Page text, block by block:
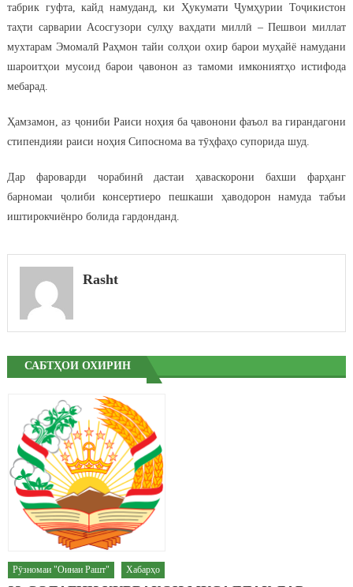
табрик гуфта, кайд намуданд, ки Ҳукумати Ҷумҳурии Тоҷикистон
таҳти сарварии Асосгузори сулҳу вахдати миллӣ – Пешвои миллат
мухтарам Эмомалӣ Раҳмон тайи солҳои охир барои муҳайё намудани
шароитҳои мусоид барои ҷавонон аз тамоми имкониятҳо истифода
мебарад.
Ҳамзамон, аз ҷониби Раиси ноҳия ба ҷавонони фаъол ва гирандагони
стипендияи раиси ноҳия Сипоснома ва тӯҳфаҳо супорида шуд.
Дар фароварди чорабинӣ дастаи ҳаваскорони бахши фарҳанг
барномаи ҷолиби консертиеро пешкаши ҳаводорон намуда табъи
иштирокчиёнро болида гардонданд.
Rasht
САБТҲОИ ОХИРИН
Рӯзномаи "Оинаи Рашт" Хабарҳо